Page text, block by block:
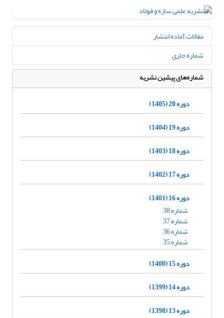
مقالات آماده انتشار
شماره جاری
شماره‌های پیشین نشریه
دوره 20 (1405)
دوره 19 (1404)
دوره 18 (1403)
دوره 17 (1402)
دوره 16 (1401)
شماره 38
شماره 37
شماره 36
شماره 35
دوره 15 (1400)
دوره 14 (1399)
دوره 13 (1398)